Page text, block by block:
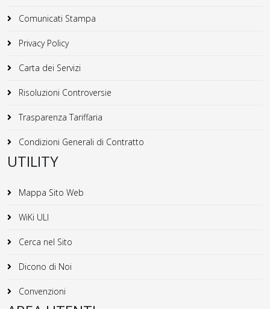
Comunicati Stampa
Privacy Policy
Carta dei Servizi
Risoluzioni Controversie
Trasparenza Tariffaria
Condizioni Generali di Contratto
UTILITY
Mappa Sito Web
WiKi ULI
Cerca nel Sito
Dicono di Noi
Convenzioni